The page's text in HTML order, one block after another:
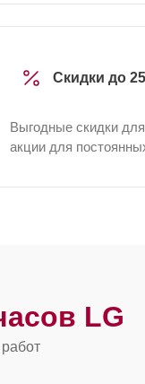
Скидки до
Выгодные скидки
акции для
LG